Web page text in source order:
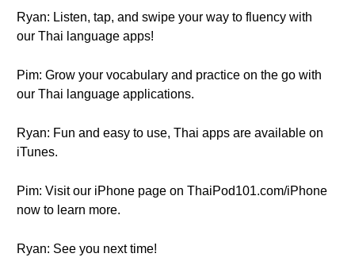
Ryan: Listen, tap, and swipe your way to fluency with
our Thai language apps!
Pim: Grow your vocabulary and practice on the go with
our Thai language applications.
Ryan: Fun and easy to use, Thai apps are available on
iTunes.
Pim: Visit our iPhone page on ThaiPod101.com/iPhone
now to learn more.
Ryan: See you next time!